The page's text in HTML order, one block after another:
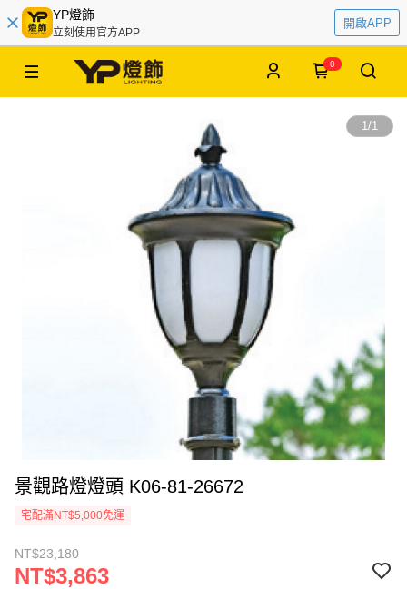
YP燈飾
立刻使用官方APP
開啟APP
0
1/1
景觀路燈燈頭 K06-81-26672
宅配滿NT$5,000免運
NT$23,180
NT$3,863